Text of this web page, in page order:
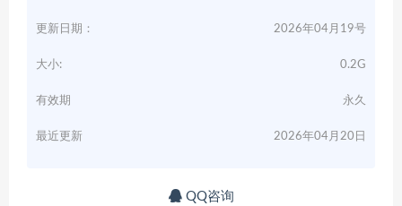
更新日期： 2026年04月19号
大小: 0.2G
有效期 永久
最近更新 2026年04月20日
QQ咨询